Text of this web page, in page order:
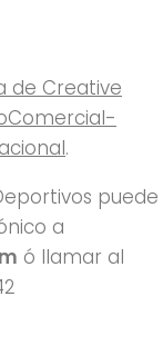
de Creative
.
puede
a
ó llamar al